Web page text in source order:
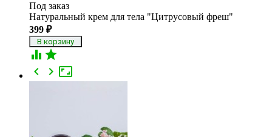
Под заказ
Натуральный крем для тела "Цитрусовый фреш"
399 ₽
 

 